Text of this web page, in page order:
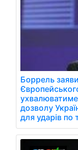
Боррель
дозволу
для ударів по